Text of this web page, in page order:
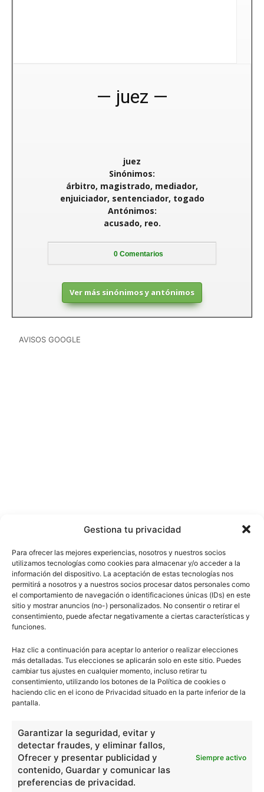
Gestiona tu privacidad
Para ofrecer las mejores experiencias, nosotros y nuestros socios
utilizamos tecnologías como cookies para almacenar y/o acceder a la
información del dispositivo. La aceptación de estas tecnologías nos
permitirá a nosotros y a nuestros socios procesar datos personales como
el comportamiento de navegación o identificaciones únicas (IDs) en este
sitio y mostrar anuncios (no-) personalizados. No consentir o retirar el
consentimiento, puede afectar negativamente a ciertas características y
funciones.
Haz clic a continuación para aceptar lo anterior o realizar elecciones
más detalladas. Tus elecciones se aplicarán solo en este sitio. Puedes
cambiar tus ajustes en cualquier momento, incluso retirar tu
consentimiento, utilizando los botones de la Política de cookies o
haciendo clic en el icono de Privacidad situado en la parte inferior de la
pantalla.
Garantizar la seguridad, evitar y
detectar fraudes, y eliminar fallos,
Ofrecer y presentar publicidad y
contenido, Guardar y comunicar las
preferencias de privacidad.
Siempre activo
juez
juez
Sinónimos:
árbitro, magistrado, mediador,
enjuiciador, sentenciador, togado
Antónimos:
acusado, reo.
0 Comentarios
Ver más sinónimos y antónimos
AVISOS GOOGLE
escuelapedia